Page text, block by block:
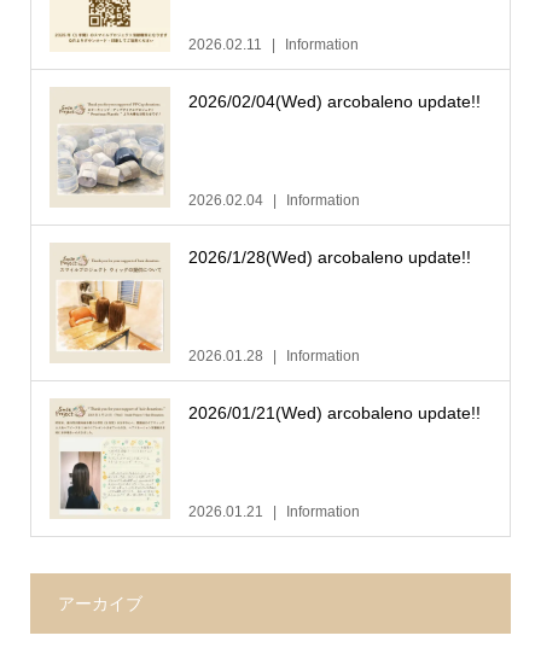
2026.02.11 Information
2026/02/04(Wed) arcobaleno update!!
2026.02.04 Information
2026/1/28(Wed) arcobaleno update!!
2026.01.28 Information
2026/01/21(Wed) arcobaleno update!!
2026.01.21 Information
アーカイブ